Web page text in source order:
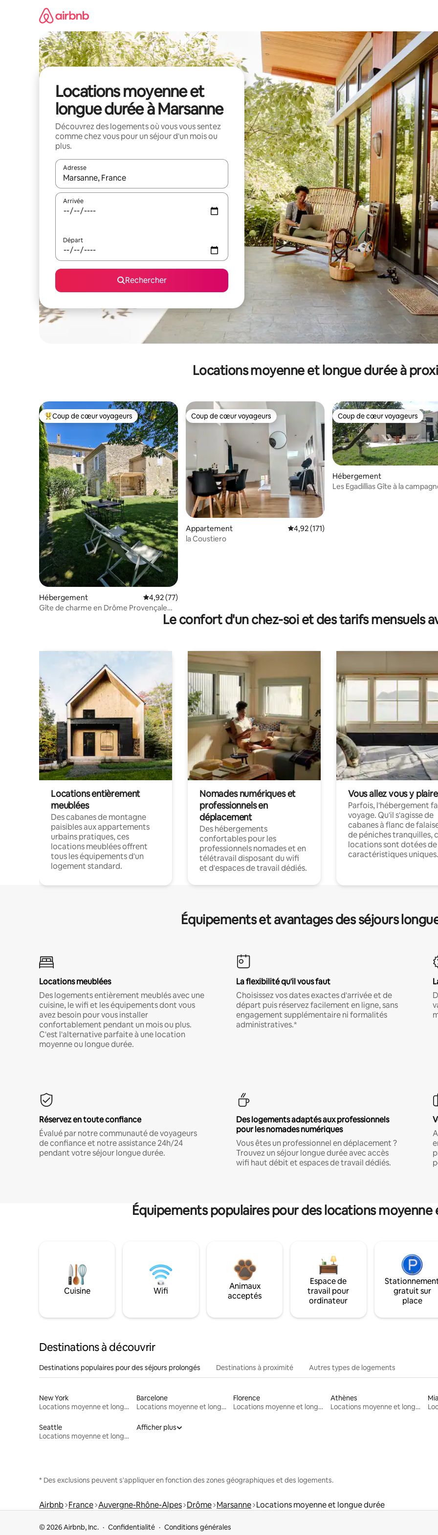
Locations moyenne et
longue durée à Marsanne
Découvrez des logements où vous vous sentez
comme chez vous pour un séjour d'un mois ou
plus.
Adresse
Lorsque les résultats s'affichent, utilisez les flèches vers le haut et vers le bas pour les parcourir ou en appuyant et en
Arrivée
Départ
Rechercher
Locations moyenne et longue durée à
Coups de cœur voyageurs les plus appréciés
Coup de cœur voyageurs
Hébergement Évaluation moyenne sur la base de 77 commentaires : 4,92 sur 5
4,92 (77)
Gîte de charme en Drôme Provençale
Coup de cœur voyageurs
Coup de cœur voyageurs
Appartement Évaluation moyenne sur la base de 171
4,92 (171)
la Coustiero
Coup de cœur voyageurs
Coup de cœur voyageurs
Hébergement
Les Egadillias Gîte à la
Le confort d'un chez-soi et des tarifs mensuels
Locations entièrement
meublées
Des cabanes de montagne
paisibles aux appartements
urbains pratiques, ces
locations meublées offrent
tous les équipements d'un
logement standard.
Nomades numériques et
professionnels en
déplacement
Des hébergements
confortables pour les
professionnels nomades et en
télétravail disposant du wifi
et d'espaces de travail dédiés.
Vous allez vous y plaire
Parfois, l'hébergement
voyage. Qu'il s'agisse de
cabanes à flanc de
de péniches tranquilles,
locations sont dotées de
caractéristiques uniques.
Équipements et avantages des séjours
Locations meublées
Des logements entièrement meublés avec une
cuisine, le wifi et les équipements dont vous
avez besoin pour vous installer
confortablement pendant un mois ou plus.
C'est l'alternative parfaite à une location
moyenne ou longue durée.
La flexibilité qu'il vous faut
Choisissez vos dates exactes d'arrivée et de
départ puis réservez facilement en ligne, sans
engagement supplémentaire ni formalités
administratives.*
Réservez en toute confiance
Évalué par notre communauté de voyageurs
de confiance et notre assistance 24h/24
pendant votre séjour longue durée.
Des logements adaptés aux professionnels
pour les nomades numériques
Vous êtes un professionnel en déplacement ?
Trouvez un séjour longue durée avec accès
wifi haut débit et espaces de travail dédiés.
Équipements populaires pour des locations
Cuisine Wifi
Animaux
acceptés
Espace de
travail pour
ordinateur
gratuit sur
place
Destinations à découvrir
Destinations populaires pour des séjours prolongés Destinations à proximité Autres types de logements
New York
Locations moyenne et longue durée
Barcelone
Locations moyenne et longue durée
Florence
Locations moyenne et longue durée
Athènes
Locations moyenne et longue durée
Seattle
Locations moyenne et longue durée
Afficher plus
* Des exclusions peuvent s'appliquer en fonction des zones géographiques et des logements.
Airbnb France Auvergne-Rhône-Alpes Drôme Marsanne Locations moyenne et longue durée
© 2026 Airbnb, Inc. Confidentialité Conditions générales